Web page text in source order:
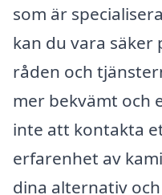
som är
kan du vara säker
råden och
mer bekvämt och
inte att kontakta
erfarenhet av
dina alternativ